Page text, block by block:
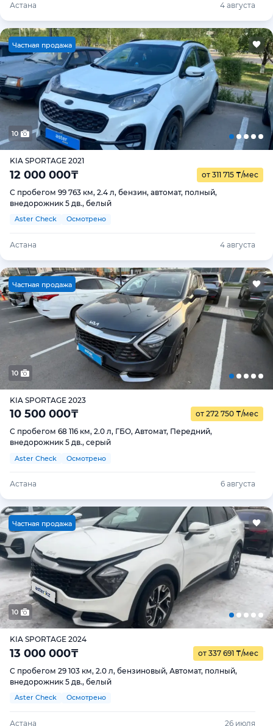
Астана 4 августа
Частная продажа
10
KIA SPORTAGE 2021
12 000 000₸ от 311 715 ₸/мес
С пробегом 99 763 км, 2.4 л, бензин, автомат, полный,
внедорожник 5 дв., белый
Aster Check Осмотрено
Астана 4 августа
Частная продажа
10
KIA SPORTAGE 2023
10 500 000₸ от 272 750 ₸/мес
С пробегом 68 116 км, 2.0 л, ГБО, Автомат, Передний,
внедорожник 5 дв., серый
Aster Check Осмотрено
Астана 6 августа
Частная продажа
10
KIA SPORTAGE 2024
13 000 000₸ от 337 691 ₸/мес
С пробегом 29 103 км, 2.0 л, бензиновый, Автомат, полный,
внедорожник 5 дв., белый
Aster Check Осмотрено
Астана 26 июля